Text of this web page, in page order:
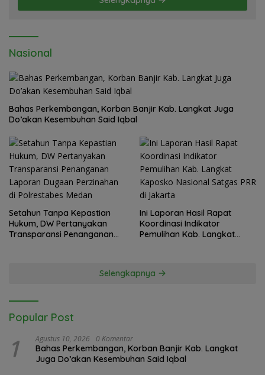
Nasional
Bahas Perkembangan, Korban Banjir Kab. Langkat Juga
Do’akan Kesembuhan Said Iqbal
Setahun Tanpa Kepastian
Hukum, DW Pertanyakan
Transparansi Penanganan
Ini Laporan Hasil Rapat
Koordinasi Indikator
Pemulihan Kab. Langkat
Selengkapnya
Popular Post
1 Agustus 10, 2026 0 Komentar
Bahas Perkembangan, Korban Banjir Kab. Langkat
Juga Do’akan Kesembuhan Said Iqbal